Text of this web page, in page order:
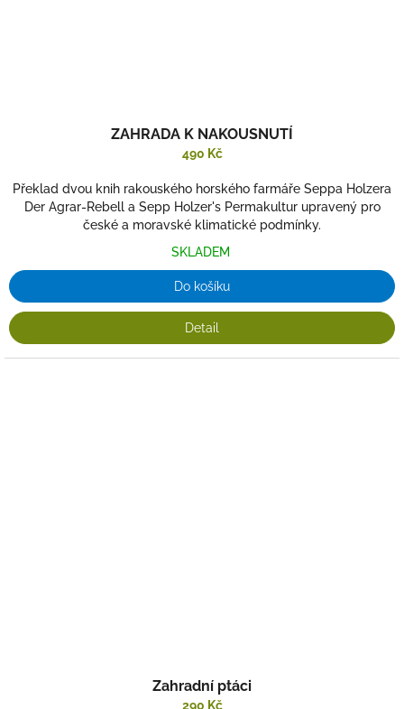
ZAHRADA K NAKOUSNUTÍ
490 Kč
Překlad dvou knih rakouského horského farmáře Seppa Holzera
Der Agrar-Rebell a Sepp Holzer's Permakultur upravený pro
české a moravské klimatické podmínky.
SKLADEM
Do košíku
Detail
Zahradní ptáci
290 Kč